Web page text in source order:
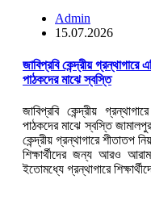
Admin
15.07.2026
জাবিপ্রবি কেন্দ্রীয় গ্রন্থাগারে
পাঠকদের মাঝে স্বস্তি
জাবিপ্রবি কেন্দ্রীয়
পাঠকদের মাঝে স্বস্তি
কেন্দ্রীয় গ্রন্থাগারে শীতাতপ
শিক্ষার্থীদের জন্য আরও
ইতোমধ্যে গ্রন্থাগারে